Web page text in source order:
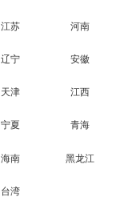
江苏 河南
辽宁 安徽
天津 江西
宁夏 青海
海南 黑龙江
台湾